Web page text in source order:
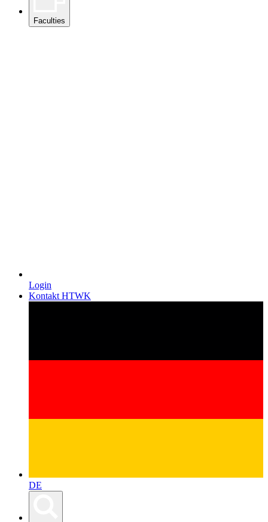
Faculties
Login
Kontakt HTWK
DE